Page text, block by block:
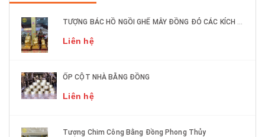
TƯỢNG BÁC HỒ NGỒI GHẾ MÂY ĐỒNG ĐỎ CÁC KÍCH THƯỚC DÁT VÀNG 9999
Liên hệ
ỐP CỘT NHÀ BẰNG ĐỒNG
Liên hệ
Tượng Chim Công Bằng Đồng Phong Thủy